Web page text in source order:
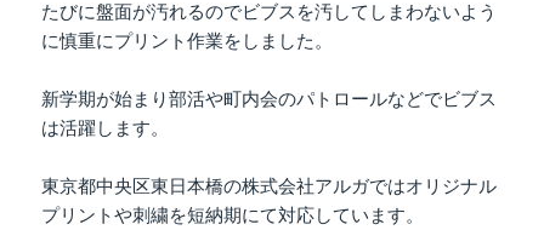
たびに盤面が汚れるのでビブスを汚してしまわないよう
に慎重にプリント作業をしました。
新学期が始まり部活や町内会のパトロールなどでビブス
は活躍します。
東京都中央区東日本橋の株式会社アルガではオリジナル
プリントや刺繍を短納期にて対応しています。